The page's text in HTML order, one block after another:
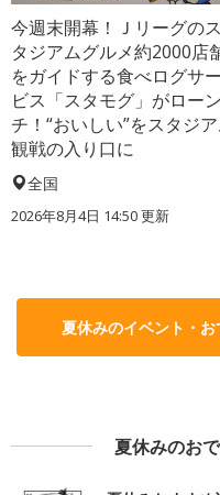
今週末開幕！Ｊリーグのス
タジアムグルメ約2000店
をガイドする食べログサー
ビス「スタモグ」がローン
チ！“おいしい”をスタジ
観戦の入り口に
全国
2026年8月4日 14:50更新
夏休みのイベント・
夏休みのお